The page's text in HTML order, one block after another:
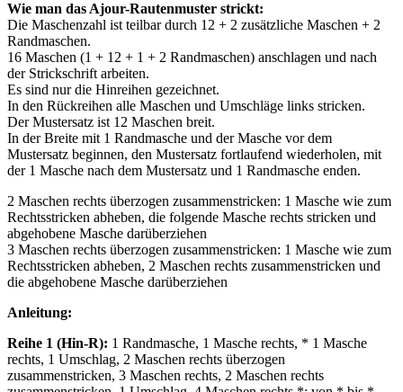
Wie man das Ajour-Rautenmuster strickt:
Die Maschenzahl ist teilbar durch 12 + 2 zusätzliche Maschen + 2
Randmaschen.
16 Maschen (1 + 12 + 1 + 2 Randmaschen) anschlagen und nach
der Strickschrift arbeiten.
Es sind nur die Hinreihen gezeichnet.
In den Rückreihen alle Maschen und Umschläge links stricken.
Der Mustersatz ist 12 Maschen breit.
In der Breite mit 1 Randmasche und der Masche vor dem
Mustersatz beginnen, den Mustersatz fortlaufend wiederholen, mit
der 1 Masche nach dem Mustersatz und 1 Randmasche enden.
2 Maschen rechts überzogen zusammenstricken: 1 Masche wie zum
Rechtsstricken abheben, die folgende Masche rechts stricken und
abgehobene Masche darüberziehen
3 Maschen rechts überzogen zusammenstricken: 1 Masche wie zum
Rechtsstricken abheben, 2 Maschen rechts zusammenstricken und
die abgehobene Masche darüberziehen
Anleitung:
Reihe 1 (Hin-R): 1 Randmasche, 1 Masche rechts, * 1 Masche
rechts, 1 Umschlag, 2 Maschen rechts überzogen
zusammenstricken, 3 Maschen rechts, 2 Maschen rechts